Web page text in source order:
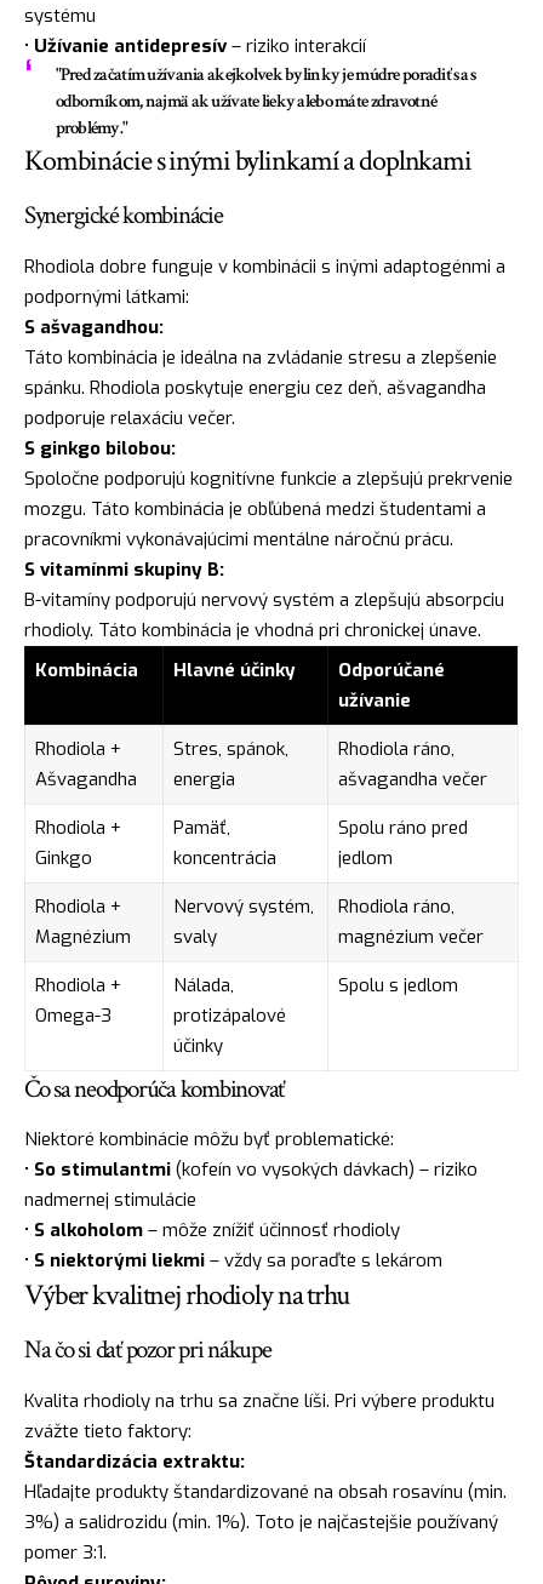
systému
• Užívanie antidepresív– riziko interakcií
"Pred začatím užívania akejkolvek bylinky je múdre poradiť sa s
odborníkom, najmä ak užívate lieky alebo máte zdravotné
problémy."
Kombinácie s inými bylinkamí a doplnkami
Synergické kombinácie
Rhodiola dobre funguje v kombinácii s inými adaptogénmi a
podpornými látkami:
S ašvagandhou:
Táto kombinácia je ideálna na zvládanie stresu a zlepšenie
spánku. Rhodiola poskytuje energiu cez deň, ašvagandha
podporuje relaxáciu večer.
S ginkgo bilobou:
Spoločne podporujú kognitívne funkcie a zlepšujú prekrvenie
mozgu. Táto kombinácia je obľúbená medzi študentami a
pracovníkmi vykonávajúcimi mentálne náročnú prácu.
S vitamínmi skupiny B:
B-vitamíny podporujú nervový systém a zlepšujú absorpciu
rhodioly. Táto kombinácia je vhodná pri chronickej únave.
Kombinácia
Hlavné účinky
Odporúčané
užívanie
Rhodiola +
Ašvagandha
Stres, spánok,
energia
Rhodiola ráno,
ašvagandha večer
Rhodiola +
Ginkgo
Pamäť,
koncentrácia
Spolu ráno pred
jedlom
Rhodiola +
Magnézium
Nervový systém,
svaly
Rhodiola ráno,
magnézium večer
Rhodiola +
Omega-3
Nálada,
protizápalové
účinky
Spolu s jedlom
Čo sa neodporúča kombinovať
Niektoré kombinácie môžu byť problematické:
• So stimulantmi (kofeín vo vysokých dávkach) – riziko
nadmernej stimulácie
• S alkoholom – môže znížiť účinnosť rhodioly
• S niektorými liekmi – vždy sa poraďte s lekárom
Výber kvalitnej rhodioly na trhu
Na čo si dať pozor pri nákupe
Kvalita rhodioly na trhu sa značne líši. Pri výbere produktu
zvážte tieto faktory:
Štandardizácia extraktu:
Hľadajte produkty štandardizované na obsah rosavínu (min.
3%) a salidrozidu (min. 1%). Toto je najčastejšie používaný
pomer 3:1.